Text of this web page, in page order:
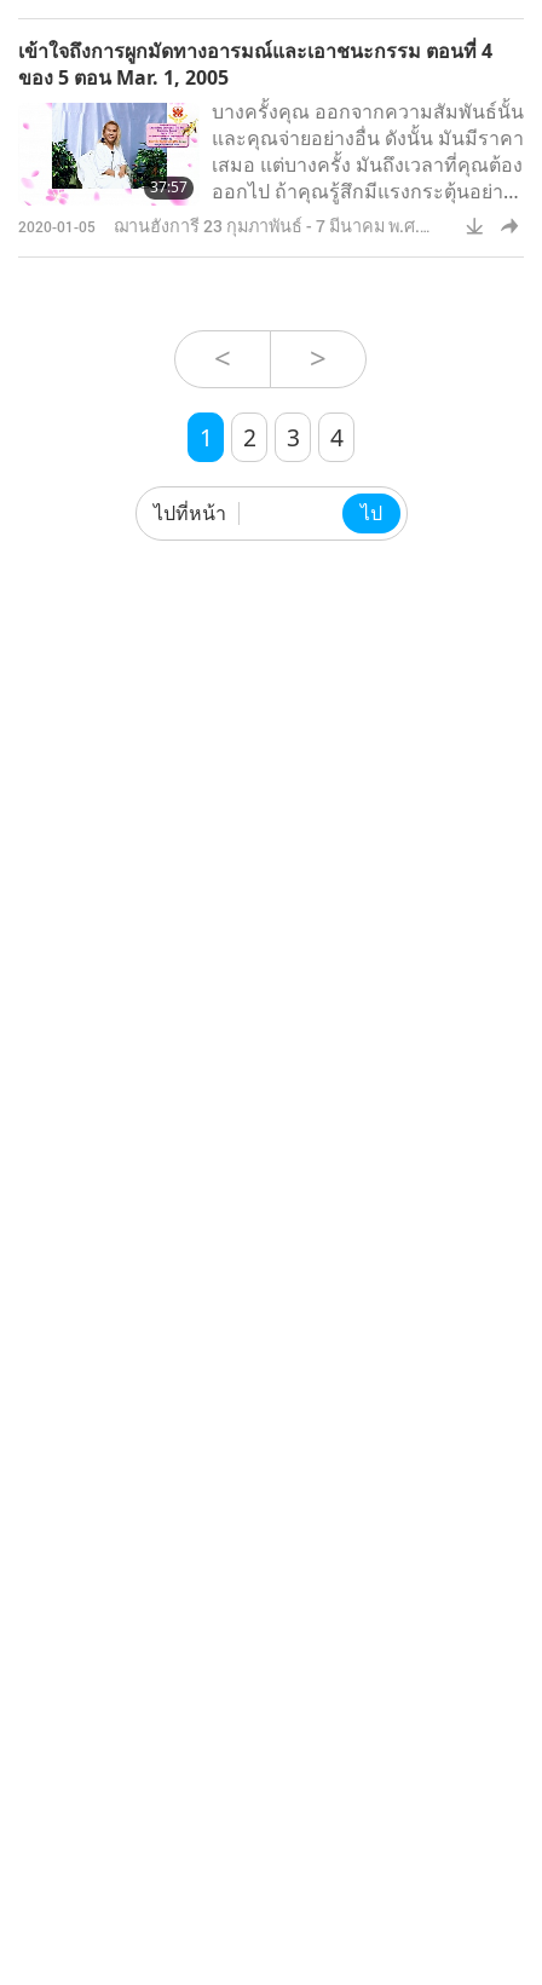
เข้าใจถึงการผูกมัดทางอารมณ์และเอาชนะกรรม ตอนที่ 4
ของ 5 ตอน Mar. 1, 2005
37:57
บางครั้งคุณ ออกจากความสัมพันธ์นั้น
และคุณจ่ายอย่างอื่น ดังนั้น มันมีราคา
เสมอ แต่บางครั้ง มันถึงเวลาที่คุณต้อง
ออกไป ถ้าคุณรู้สึกมีแรงกระตุ้นอย่าง
มาก ที่ให้คุณออกไป นั่นก็หมายถึงมัน
ถึงเวลา มันถึงเวลา บางครั้งคุณอยาก
สามารถมีเจตจำนงที่แข็งแกร่ง และ
คุณมีคะแนนทางจิตวิญญาณ
มากมาย คุณสามารถจ่ายไปนิดหน่อย
2020-01-05
ฌานฮังการี 23 กุมภาพันธ์ - 7 มีนาคม พ.ศ.
< >
1 2 3 4
ไปที่หน้า ไป